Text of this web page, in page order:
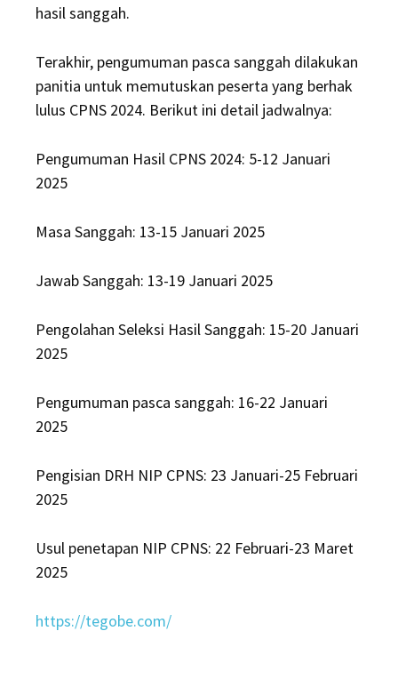
hasil sanggah.
Terakhir, pengumuman pasca sanggah dilakukan
panitia untuk memutuskan peserta yang berhak
lulus CPNS 2024. Berikut ini detail jadwalnya:
Pengumuman Hasil CPNS 2024: 5-12 Januari
2025
Masa Sanggah: 13-15 Januari 2025
Jawab Sanggah: 13-19 Januari 2025
Pengolahan Seleksi Hasil Sanggah: 15-20 Januari
2025
Pengumuman pasca sanggah: 16-22 Januari
2025
Pengisian DRH NIP CPNS: 23 Januari-25 Februari
2025
Usul penetapan NIP CPNS: 22 Februari-23 Maret
2025
https://tegobe.com/